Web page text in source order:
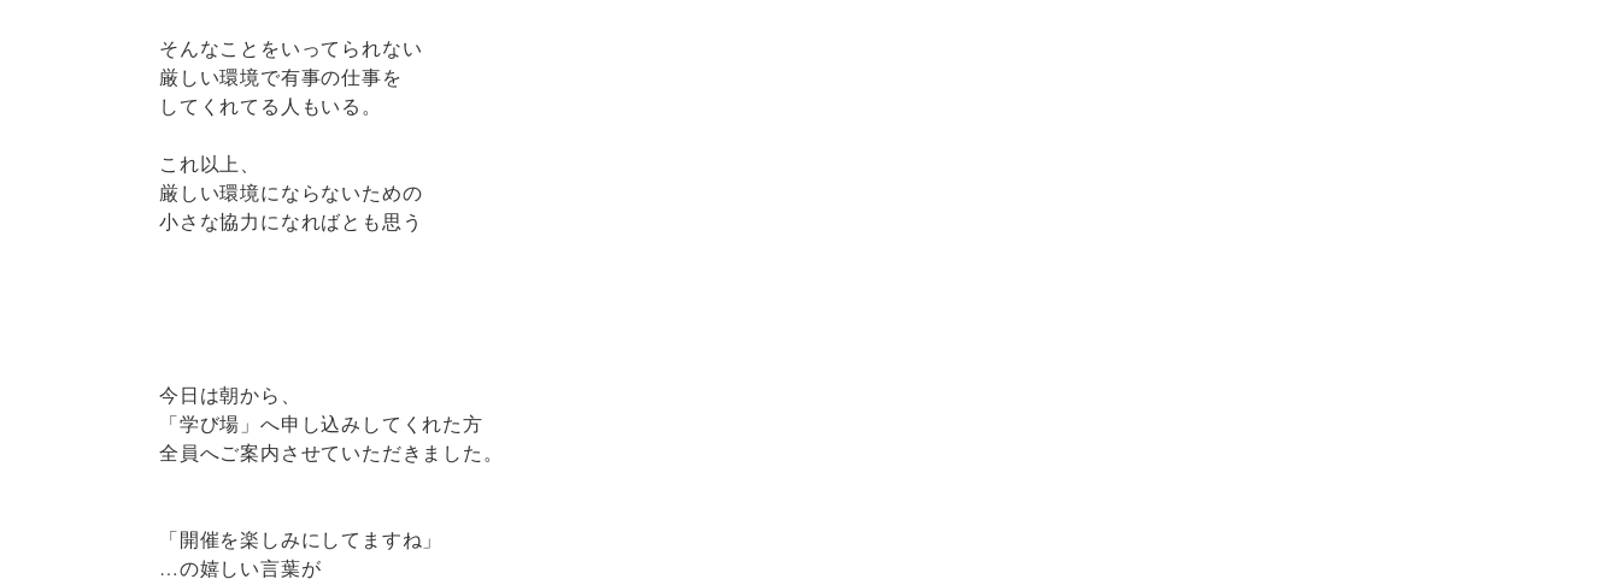
そんなことをいってられない
厳しい環境で有事の仕事を
してくれてる人もいる。
これ以上、
厳しい環境にならないための
小さな協力になればとも思う
今日は朝から、
「学び場」へ申し込みしてくれた方
全員へご案内させていただきました。
「開催を楽しみにしてますね」
…の嬉しい言葉が